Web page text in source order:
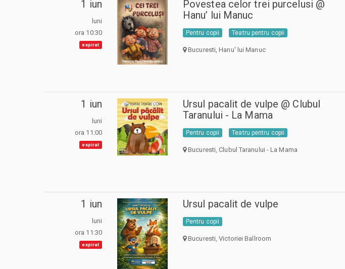
1 iun
luni
ora 10:30
expirat
Povestea celor trei purcelusi @
Hanu’ lui Manuc
Pentru copii Teatru pentru copii
Bucuresti, Hanu' lui Manuc
1 iun
luni
ora 11:00
expirat
Ursul pacalit de vulpe @ Clubul
Taranului - La Mama
Pentru copii Teatru pentru copii
Bucuresti, Clubul Taranului - La Mama
1 iun
luni
ora 11:30
expirat
Ursul pacalit de vulpe
Pentru copii
Bucuresti, Victoriei Ballroom